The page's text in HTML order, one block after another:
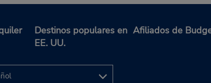
Destinos populares en
EE. UU.
Afiliados de